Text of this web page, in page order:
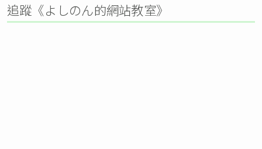
追蹤《よしのん的網站教室》